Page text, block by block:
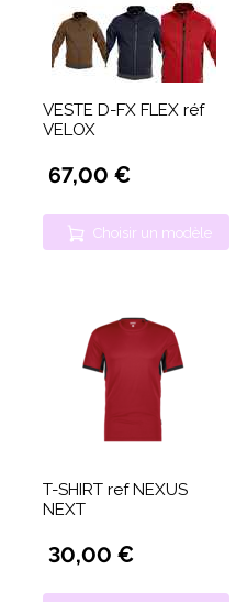
VESTE D-FX FLEX réf
VELOX
67,00 €
Choisir un modèle
T-SHIRT ref NEXUS
NEXT
30,00 €